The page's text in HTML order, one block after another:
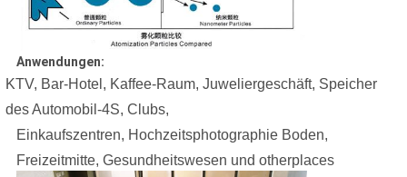
Anwendungen:
KTV, Bar-Hotel, Kaffee-Raum, Juweliergeschäft, Speicher
des Automobil-4S, Clubs,
Einkaufszentren, Hochzeitsphotographie Boden,
Freizeitmitte, Gesundheitswesen und otherplaces